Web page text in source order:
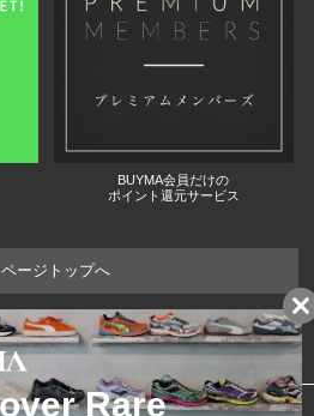
BUYMA会員だけの
ポイント還元サービス
ページトップへ
安心への取り組み